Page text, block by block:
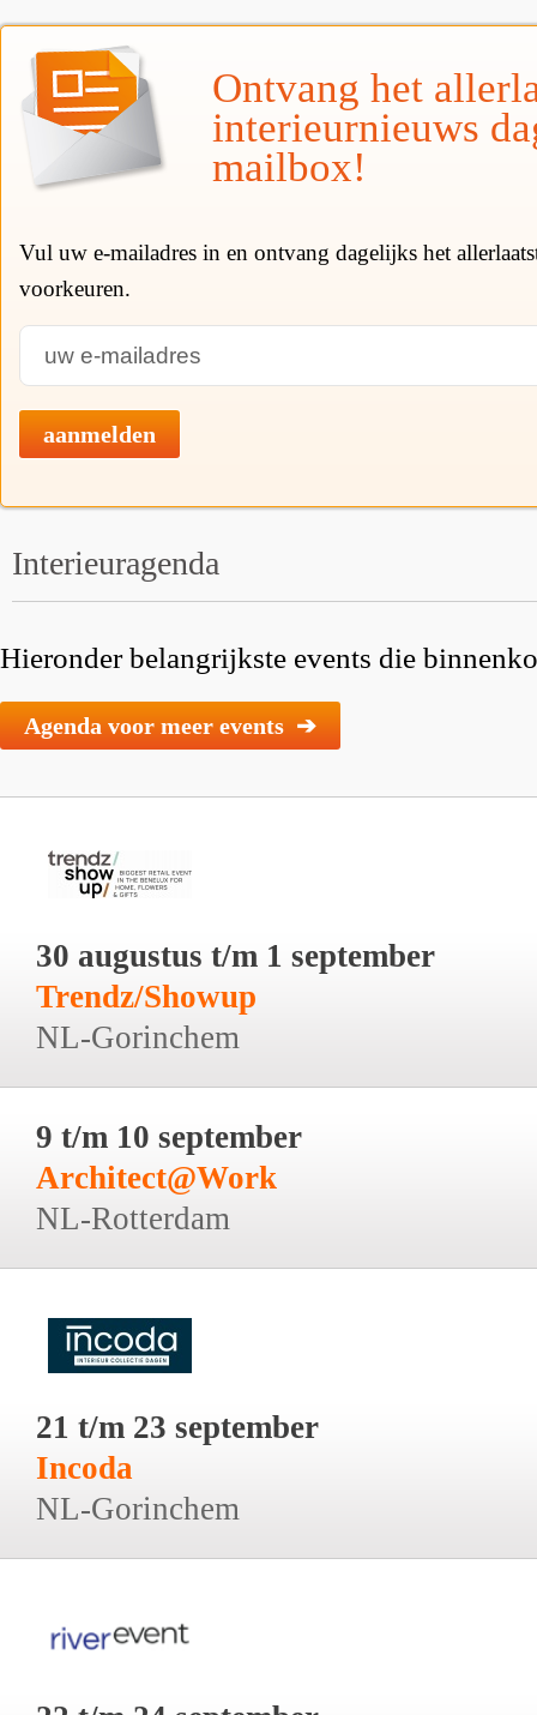
Ontvang het
interieurnieuws
mailbox!
Vul uw e-mailadres in en ontvang dagelijks het
voorkeuren.
aanmelden
Interieuragenda
Hieronder belangrijkste events die
Agenda voor meer events ➔
30 augustus t/m 1 september
Trendz/Showup
NL-Gorinchem
9 t/m 10 september
Architect@Work
NL-Rotterdam
21 t/m 23 september
Incoda
NL-Gorinchem